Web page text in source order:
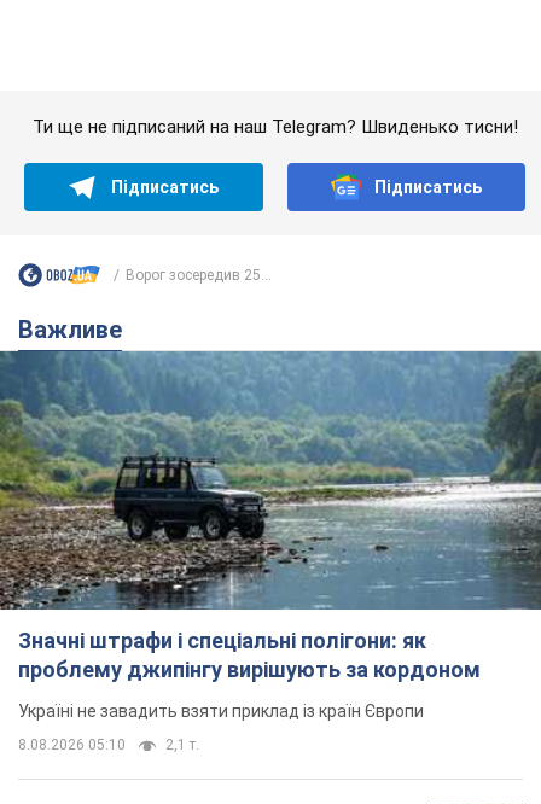
Значні штрафи і спеціальні полігони: як
проблему джипінгу вирішують за кордоном
Україні не завадить взяти приклад із країн Європи
8.08.2026 05:10 2,1 т.
На Прикарпатті після аномальної
спеки пройшла потужна злива:
дороги перетворились на річки.
Відео
Негода накрила Івано-Франківщину та